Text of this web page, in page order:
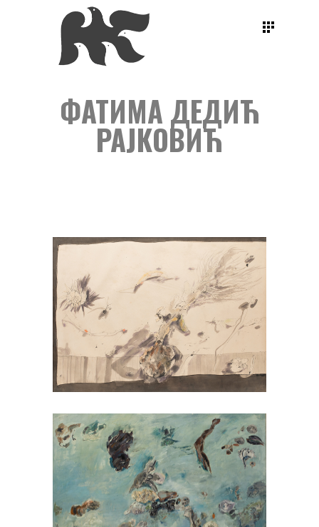
ФАТИМА ДЕДИЋ
РАЈКОВИЋ